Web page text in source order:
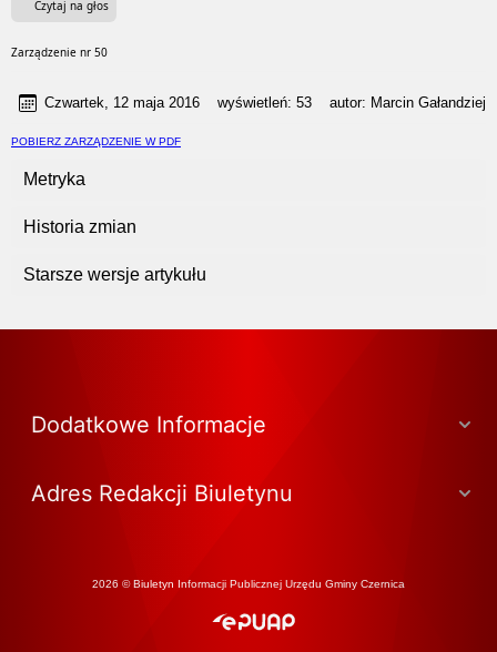
Czytaj na głos
Zarządzenie nr 50
Czwartek, 12 maja 2016 wyświetleń: 53 autor: Marcin Gałandziej
POBIERZ ZARZĄDZENIE W PDF
Metryka
Historia zmian
Starsze wersje artykułu
Dodatkowe Informacje
Adres Redakcji Biuletynu
2026 © Biuletyn Informacji Publicznej Urzędu Gminy Czernica